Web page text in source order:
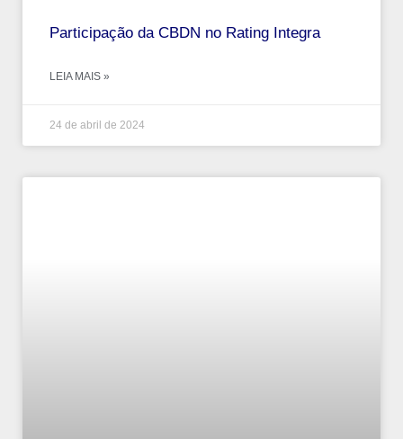
Participação da CBDN no Rating Integra
LEIA MAIS »
24 de abril de 2024